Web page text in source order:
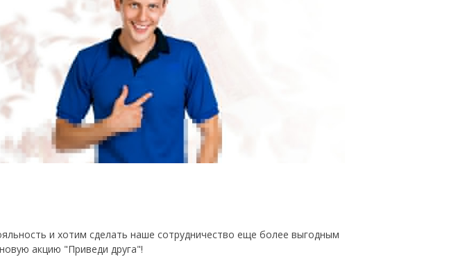
и хотим сделать наше сотрудничество еще более выгодным
акцию "Приведи друга"!